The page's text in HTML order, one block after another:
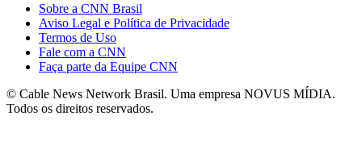
Sobre a CNN Brasil
Aviso Legal e Política de Privacidade
Termos de Uso
Fale com a CNN
Faça parte da Equipe CNN
© Cable News Network Brasil. Uma empresa NOVUS MÍDIA.
Todos os direitos reservados.